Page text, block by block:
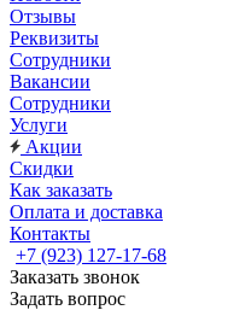
Отзывы
Реквизиты
Сотрудники
Вакансии
Сотрудники
Услуги
Акции
Скидки
Как заказать
Оплата и доставка
Контакты
+7 (923) 127-17-68
Заказать звонок
Задать вопрос